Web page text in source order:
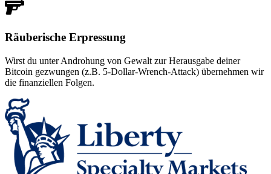
Räuberische Erpressung
Wirst du unter Androhung von Gewalt zur Herausgabe deiner
Bitcoin gezwungen (z.B. 5-Dollar-Wrench-Attack) übernehmen wir
die finanziellen Folgen.